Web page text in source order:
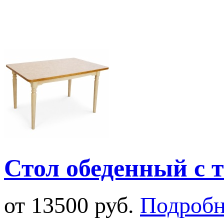
Стол обеденный с
от 13500 руб.